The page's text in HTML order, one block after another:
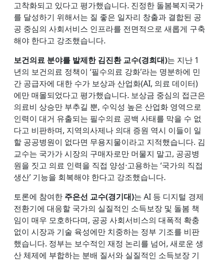
고착화되고 있다고 평가했습니다. 진정한 돌봄복지국가
를 달성하기 위해서는 질 좋은 일자리 창출과 결합된 공
공 중심의 사회서비스 인프라를 전면적으로 새롭게 구축
해야 한다고 강조했습니다.
보건의료 분야를 발제한 김진환 교수(경희대)는 지난 1
년의 보건의료 정책이 ‘필수의료 강화’라는 명분하에 민
간 공급자에 대한 수가 보상과 산업화(AI, 의료 데이터)
에만 매몰되었다고 평가했습니다. 보상금 중심의 접근은
의료비 상승만 부추길 뿐, 수익성 높은 산업화 영역으로
인력이 대거 유출되는 필수의료 공백 사태를 막을 수 없
다고 비판하며, 지역의사제나 의대 증원 역시 이들이 일
할 공공병원이 없다면 무용지물이라고 지적했습니다. 김
교수는 국가가 시장의 구매자로만 머물지 말고, 공공병
원을 짓고 의료 인력을 직접 양성·고용하는 ‘국가의 직접
생산’ 기능을 회복해야 한다고 강조했습니다.
토론에 참여한 주은선 교수(경기대)는 AI 등 디지털 경제
전환기에 대응할 국가의 실질적인 소득보장 및 돌봄 책
임이 매우 모호하다며, 공공 사회서비스의 대폭적 확충
없이 시장과 기술 육성에만 치중하는 정부 기조를 비판
했습니다. 정부는 보수적인 재정 논리를 넘어, 새로운 생
산 체제에 부합하는 분배 질서와 실질적인 소득보장 기